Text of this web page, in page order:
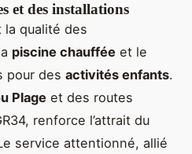
et des installations
la qualité des
piscine chauffée et le
pour des activités enfants.
Plage et des routes
renforce l’attrait du
service attentionné, allié